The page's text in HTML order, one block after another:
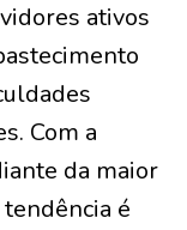
ativos
Com a
da maior
é